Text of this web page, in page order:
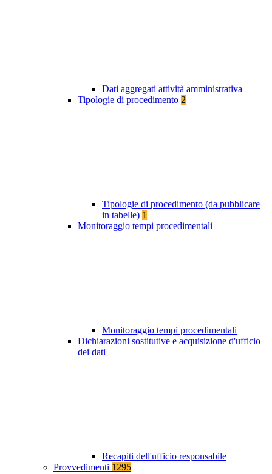
Dati aggregati attività amministrativa
Tipologie di procedimento 2
Tipologie di procedimento (da pubblicare
in tabelle) 1
Monitoraggio tempi procedimentali
Monitoraggio tempi procedimentali
Dichiarazioni sostitutive e acquisizione d'ufficio
dei dati
Recapiti dell'ufficio responsabile
Provvedimenti 1295